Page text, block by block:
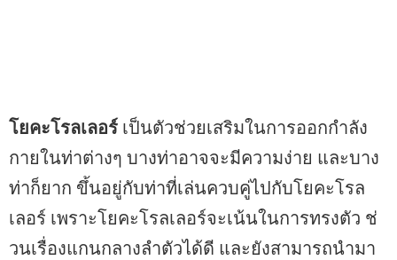
โยคะโรลเลอร์ เป็นตัวช่วยเสริมในการออกกำลัง
กายในท่าต่างๆ บางท่าอาจจะมีความง่าย และบาง
ท่าก็ยาก ขึ้นอยู่กับท่าที่เล่นควบคู่ไปกับโยคะโรล
เลอร์ เพราะโยคะโรลเลอร์จะเน้นในการทรงตัว ช่
วนเรื่องแกนกลางลำตัวได้ดี และยังสามารถนำมา